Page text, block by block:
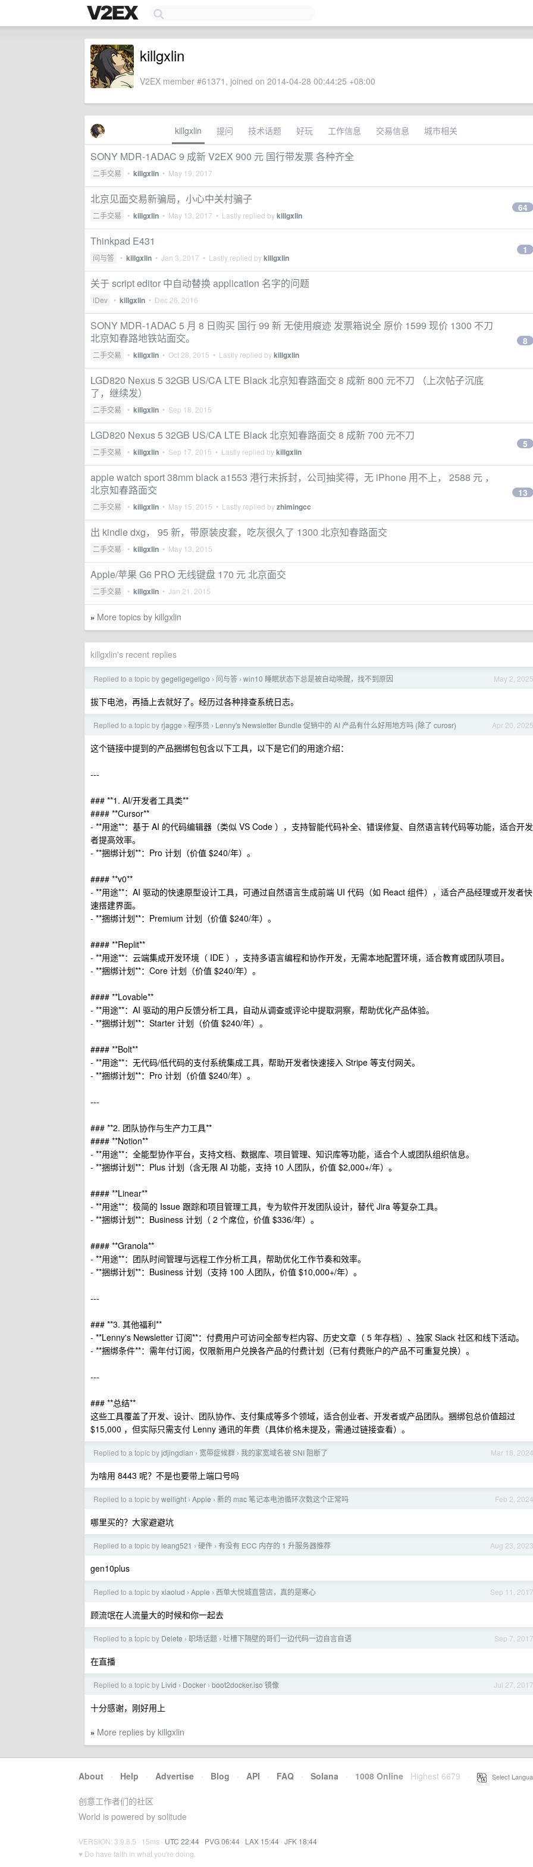
killgxlin
V2EX member #61371, joined on 2014-04-28 00:44:25 +08:00
killgxlin 提问 技术话题 好玩 工作信息 交易信息 城市相关
SONY MDR-1ADAC 9 成新 V2EX 900 元 国行带发票 各种齐全
二手交易 • killgxlin • May 19, 2017
北京见面交易新骗局，小心中关村骗子
二手交易 • killgxlin • May 13, 2017 • Lastly replied bykillgxlin
64
Thinkpad E431
问与答 • killgxlin • Jan 3, 2017 • Lastly replied bykillgxlin
1
关于 script editor 中自动替换 application 名字的问题
iDev • killgxlin • Dec 26, 2016
SONY MDR-1ADAC 5 月 8 日购买 国行 99 新 无使用痕迹 发票箱说全 原价 1599 现价 1300 不刀
北京知春路地铁站面交。
二手交易 • killgxlin • Oct 28, 2015 • Lastly replied bykillgxlin
8
LGD820 Nexus 5 32GB US/CA LTE Black 北京知春路面交 8 成新 800 元不刀 （上次帖子沉底
了，继续发）
二手交易 • killgxlin • Sep 18, 2015
LGD820 Nexus 5 32GB US/CA LTE Black 北京知春路面交 8 成新 700 元不刀
二手交易 • killgxlin • Sep 17, 2015 • Lastly replied bykillgxlin
5
apple watch sport 38mm black a1553 港行未拆封，公司抽奖得，无 iPhone 用不上， 2588 元 ，
北京知春路面交
二手交易 • killgxlin • May 15, 2015 • Lastly replied byzhimingcc
13
出 kindle dxg， 95 新，带原装皮套，吃灰很久了 1300 北京知春路面交
二手交易 • killgxlin • May 13, 2015
Apple/苹果 G6 PRO 无线键盘 170 元 北京面交
二手交易 • killgxlin • Jan 21, 2015
» More topics by killgxlin
killgxlin's recent replies
May 2, 2025
Replied to a topic bygegeligegeligo › 问与答 › win10 睡眠状态下总是被自动唤醒，找不到原因
拔下电池，再插上去就好了。经历过各种排查系统日志。
Apr 20, 2025
Replied to a topic by rjagge › 程序员 › Lenny's Newsletter Bundle 促销中的 AI 产品有什么好用地方吗 (除了 curosr)
这个链接中提到的产品捆绑包包含以下工具，以下是它们的用途介绍：
---
### **1. AI/开发者工具类**
#### **Cursor**
- **用途**：基于 AI 的代码编辑器（类似 VS Code ），支持智能代码补全、错误修复、自然语言转代码等功能，适合开发
者提高效率。
- **捆绑计划**：Pro 计划（价值 $240/年）。
#### **v0**
- **用途**：AI 驱动的快速原型设计工具，可通过自然语言生成前端 UI 代码（如 React 组件），适合产品经理或开发者快
速搭建界面。
- **捆绑计划**：Premium 计划（价值 $240/年）。
#### **Replit**
- **用途**：云端集成开发环境（ IDE ），支持多语言编程和协作开发，无需本地配置环境，适合教育或团队项目。
- **捆绑计划**：Core 计划（价值 $240/年）。
#### **Lovable**
- **用途**：AI 驱动的用户反馈分析工具，自动从调查或评论中提取洞察，帮助优化产品体验。
- **捆绑计划**：Starter 计划（价值 $240/年）。
#### **Bolt**
- **用途**：无代码/低代码的支付系统集成工具，帮助开发者快速接入 Stripe 等支付网关。
- **捆绑计划**：Pro 计划（价值 $240/年）。
---
### **2. 团队协作与生产力工具**
#### **Notion**
- **用途**：全能型协作平台，支持文档、数据库、项目管理、知识库等功能，适合个人或团队组织信息。
- **捆绑计划**：Plus 计划（含无限 AI 功能，支持 10 人团队，价值 $2,000+/年）。
#### **Linear**
- **用途**：极简的 Issue 跟踪和项目管理工具，专为软件开发团队设计，替代 Jira 等复杂工具。
- **捆绑计划**：Business 计划（ 2 个席位，价值 $336/年）。
#### **Granola**
- **用途**：团队时间管理与远程工作分析工具，帮助优化工作节奏和效率。
- **捆绑计划**：Business 计划（支持 100 人团队，价值 $10,000+/年）。
---
### **3. 其他福利**
- **Lenny's Newsletter 订阅**：付费用户可访问全部专栏内容、历史文章（ 5 年存档）、独家 Slack 社区和线下活动。
- **捆绑条件**：需年付订阅，仅限新用户兑换各产品的付费计划（已有付费账户的产品不可重复兑换）。
---
### **总结**
这些工具覆盖了开发、设计、团队协作、支付集成等多个领域，适合创业者、开发者或产品团队。捆绑包总价值超过
$15,000 ，但实际只需支付 Lenny 通讯的年费（具体价格未提及，需通过链接查看）。
Mar 18, 2024
Replied to a topic byjdjingdian › 宽带症候群 › 我的家宽域名被 SNI 阻断了
为啥用 8443 呢？不是也要带上端口号吗
Feb 2, 2024
Replied to a topic byweilight › Apple › 新的 mac 笔记本电池循环次数这个正常吗
哪里买的？大家避避坑
Aug 23, 2023
Replied to a topic by leang521 › 硬件 › 有没有 ECC 内存的 1 升服务器推荐
gen10plus
Sep 11, 2017
Replied to a topic byxiaolud › Apple › 西单大悦城直营店，真的是寒心
顾流氓在人流量大的时候和你一起去
Sep 7, 2017
Replied to a topic by Delete › 职场话题 › 吐槽下隔壁的哥们一边代码一边自言自语
在直播
Jul 27, 2017
Replied to a topic by Livid › Docker › boot2docker.iso 镜像
十分感谢，刚好用上
» More replies by killgxlin
About · Help · Advertise · Blog · API · FAQ · Solana · 1008 Online Highest 6679 Select
创意工作者们的社区
World is powered by solitude
VERSION: 3.9.8.5 · 15ms · UTC 22:44 · PVG 06:44 · LAX 15:44 · JFK 18:44
♥ Do have faith in what you're doing.